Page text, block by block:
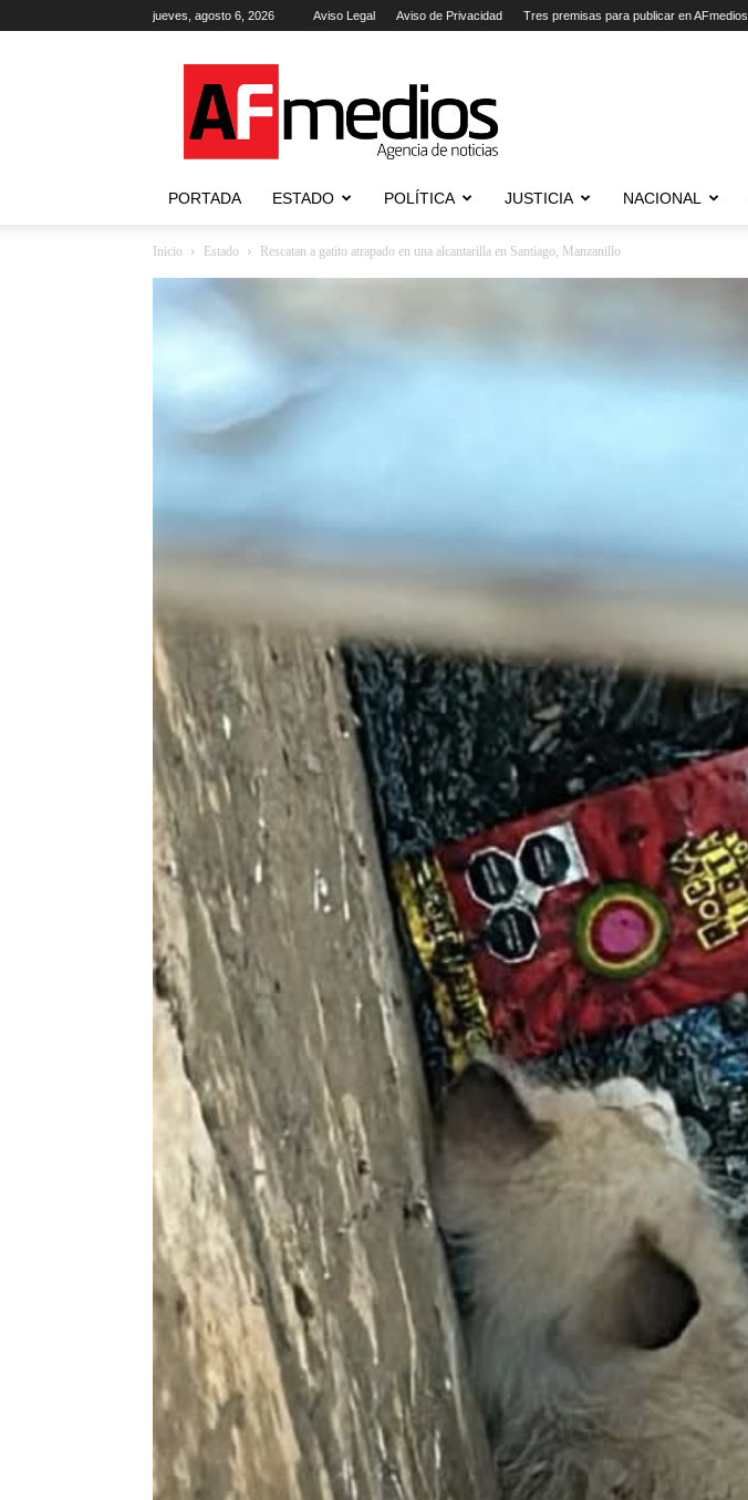
jueves, agosto 6, 2026 Aviso Legal Aviso de Privacidad Tres premisas para publicar en AFmedios
Agencia
de
Noticias
PORTADA ESTADO POLÍTICA JUSTICIA NACIONAL
Inicio Estado Rescatan a gatito atrapado en una alcantarilla en Santiago, Manzanillo